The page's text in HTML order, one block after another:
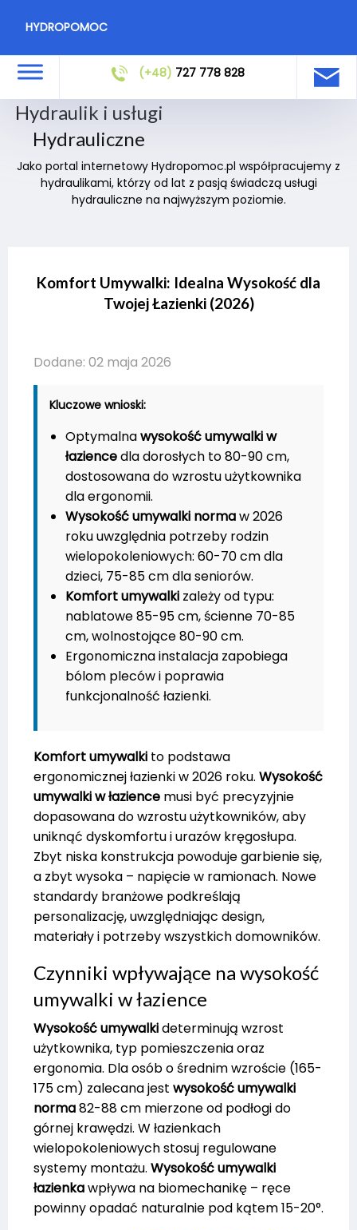
HYDROPOMOC
(+48) 727 778 828
Hydraulik i usługi
Hydrauliczne
Jako portal internetowy Hydropomoc.pl współpracujemy z
hydraulikami, którzy od lat z pasją świadczą usługi
hydrauliczne na najwyższym poziomie.
Komfort Umywalki: Idealna Wysokość dla
Twojej Łazienki (2026)
Dodane: 02 maja 2026
Kluczowe wnioski:
Optymalnawysokość umywalki w
łaziencedla dorosłych to 80-90 cm,
dostosowana do wzrostu użytkownika
dla ergonomii.
Wysokość umywalki normaw 2026
roku uwzględnia potrzeby rodzin
wielopokoleniowych: 60-70 cm dla
dzieci, 75-85 cm dla seniorów.
Komfort umywalki zależy od typu:
nablatowe 85-95 cm, ścienne 70-85
cm, wolnostojące 80-90 cm.
Ergonomiczna instalacja zapobiega
bólom pleców i poprawia
funkcjonalność łazienki.
Komfort umywalki to podstawa
ergonomicznej łazienki w 2026 roku. Wysokość
umywalki w łazience musi być precyzyjnie
dopasowana do wzrostu użytkowników, aby
uniknąć dyskomfortu i urazów kręgosłupa.
Zbyt niska konstrukcja powoduje garbienie się,
a zbyt wysoka – napięcie w ramionach. Nowe
standardy branżowe podkreślają
personalizację, uwzględniając design,
materiały i potrzeby wszystkich domowników.
Czynniki wpływające na wysokość
umywalki w łazience
Wysokość umywalkideterminują wzrost
użytkownika, typ pomieszczenia oraz
ergonomia. Dla osób o średnim wzroście (165-
175 cm) zalecana jest wysokość umywalki
norma82-88 cm mierzone od podłogi do
górnej krawędzi. W łazienkach
wielopokoleniowych stosuj regulowane
systemy montażu. Wysokość umywalki
łazienkawpływa na biomechanikę – ręce
powinny opadać naturalnie pod kątem 15-20°.